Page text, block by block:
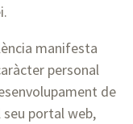
manifesta
personal
de
portal web,